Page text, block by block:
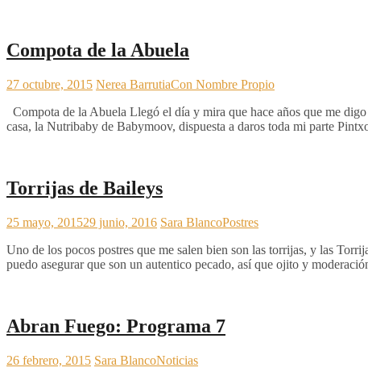
Compota de la Abuela
27 octubre, 2015 Nerea BarrutiaCon Nombre Propio
Compota de la Abuela Llegó el día y mira que hace años que me
casa, la Nutribaby de Babymoov, dispuesta a daros toda mi parte
Torrijas de Baileys
25 mayo, 201529 junio, 2016 Sara BlancoPostres
Uno de los pocos postres que me salen bien son las torrijas, y las
puedo asegurar que son un autentico pecado, así que ojito y
Abran Fuego: Programa 7
26 febrero, 2015 Sara BlancoNoticias